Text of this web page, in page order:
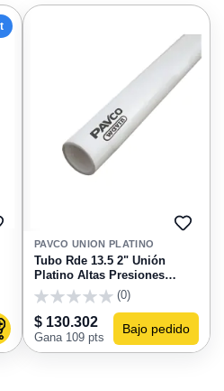
FAVORITOS
al carrito
PAVCO UNION PLATINO
Tubo Rde 13.5 2" Unión
Platino Altas Presiones
Pavco
(0)
$ 130.302
Gana 109 pts
Bajo pedido